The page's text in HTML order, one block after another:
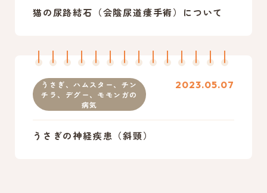
猫の尿路結石（会陰尿道瘻手術）について
うさぎ、ハムスター、チン
チラ、デグー、モモンガの
病気
2023.05.07
うさぎの神経疾患（斜頸）